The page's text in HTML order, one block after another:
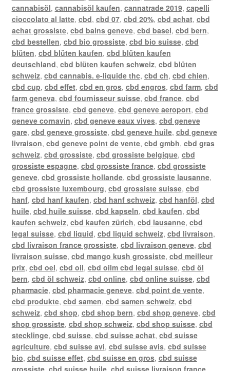
cannabisöl, cannabisöl kaufen, cannatrade 2019, capelli
cioccolato al latte, cbd, cbd 07, cbd 20%, cbd achat, cbd
achat grossiste, cbd bains geneve, cbd basel, cbd bern,
cbd bestellen, cbd bio grossiste, cbd bio suisse, cbd
blüten, cbd blüten kaufen, cbd blüten kaufen
deutschland, cbd blüten kaufen schweiz, cbd blüten
schweiz, cbd cannabis. e-liquide thc, cbd ch, cbd chien,
cbd cup, cbd effet, cbd en gros, cbd engros, cbd farm, cbd
farm geneva, cbd fournisseur suisse, cbd france, cbd
france grossiste, cbd geneve, cbd geneve aeroport, cbd
geneve cornavin, cbd geneve eaux vives, cbd geneve
gare, cbd geneve grossiste, cbd geneve huile, cbd geneve
livraison, cbd geneve point de vente, cbd gmbh, cbd gras
schweiz, cbd grossiste, cbd grossiste belgique, cbd
grossiste espagne, cbd grossiste france, cbd grossiste
geneve, cbd grossiste hollande, cbd grossiste lausanne,
cbd grossiste luxembourg, cbd grossiste suisse, cbd
hanf, cbd hanf kaufen, cbd hanf schweiz, cbd hanföl, cbd
huile, cbd huile suisse, cbd kapseln, cbd kaufen, cbd
kaufen schweiz, cbd kaufen zürich, cbd lausanne, cbd
legal suisse, cbd liquid, cbd liquid schweiz, cbd livraison,
cbd livraison france grossiste, cbd livraison geneve, cbd
livraison suisse, cbd mango kush grossiste, cbd meilleur
prix, cbd oel, cbd oil, cbd oilm cbd legal suisse, cbd öl
bern, cbd öl schweiz, cbd online, cbd online suisse, cbd
pharmacie, cbd pharmacie geneve, cbd point de vente,
cbd produkte, cbd samen, cbd samen schweiz, cbd
schweiz, cbd shop, cbd shop bern, cbd shop geneve, cbd
shop grossiste, cbd shop schweiz, cbd shop suisse, cbd
stecklinge, cbd suisse, cbd suisse achat, cbd suisse
agriculture, cbd suisse avi, cbd suisse avis, cbd suisse
bio, cbd suisse effet, cbd suisse en gros, cbd suisse
grossiste, cbd suisse huile, cbd suisse livraison france,